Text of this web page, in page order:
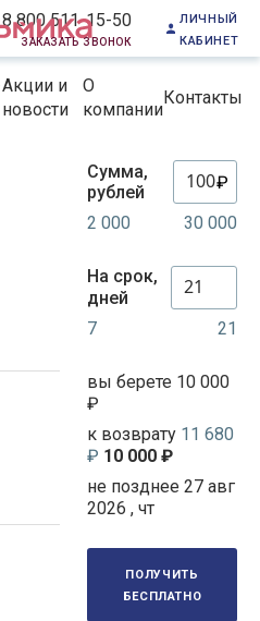
8 800 511-15-50
заказать звонок
личный
кабинет
Акции и
новости
О
компании
Контакты
Сумма,
рублей
₽
2 000
30 000
На срок,
дней
7
21
вы берете 10 000
₽
к возврату 11 680
₽ 10 000 ₽
не позднее 27 авг
2026 , чт
получить
бесплатно